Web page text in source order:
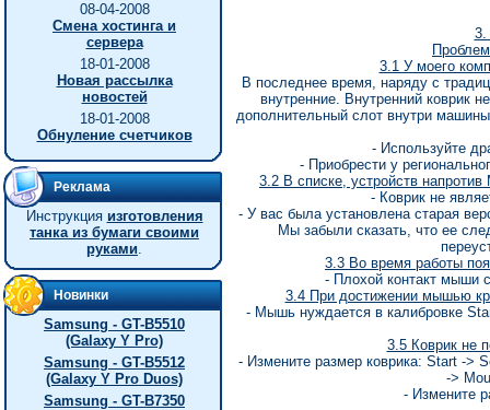
08-04-2008
Смена хостинга и
сервера
18-01-2008
Новая рассылка
новостей
18-01-2008
Обнуление счетчиков
Реклама
Инструкция изготовления
танка из бумаги своими
руками.
Новинки
Samsung - GT-B5510
(Galaxy Y Pro)
Samsung - GT-B5512
(Galaxy Y Pro Duos)
Samsung - GT-B7350
3.
3.1 У моего
В последнее время, наряду с
внутренние. Внутренний коврик
дополнительный слот внутри
- Используйте
- Приобрести у
3.2 В списке, устройств
- Коврик не
- У вас была установлена старая
Мы забыли сказать, что ее
3.3 Во время работы
- Плохой контакт мыши
3.4 При достижении мышью
- Мышь нуждается в калибровке
3.5 Коврик не
- Измените размер коврика: Start ->
->
- Измените